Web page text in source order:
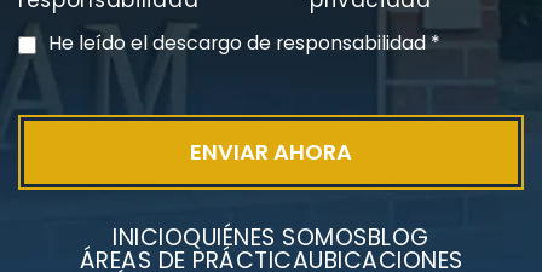
Exposición
He leído el descargo de responsabilidad*
INICIOQUIÉNES SOMOSBLOG
ÁREAS DE PRÁCTICAUBICACIONES